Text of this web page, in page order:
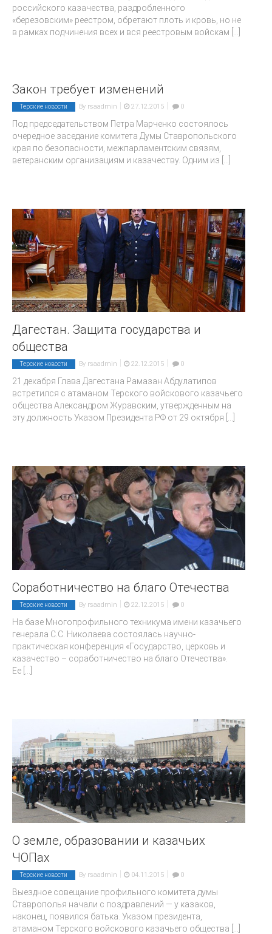
российского казачества, раздробленного
«березовским» реестром, обретают плоть и кровь, но не
в рамках подчинения всех и вся реестровым войскам
Закон требует изменений
Терские новости By rsaadmin | 27.12.2015 | 0
Под председательством Петра Марченко состоялось
очередное заседание комитета Думы Ставропольского
края по безопасности, межпарламентским связям,
ветеранским организациям и казачеству. Одним из
Дагестан. Защита государства и
общества
Терские новости By rsaadmin 22.12.2015 0
21 декабря Глава Дагестана Рамазан Абдулатипов
встретился с атаманом Терского войскового казачьего
общества Александром Журавским, утвержденным на
эту должность Указом Президента РФ от 29 октября [...]
Cоработничество на благо Отечества
Терские новости By rsaadmin 22.12.2015 0
На базе Многопрофильного техникума имени казачьего
генерала С.С. Николаева состоялась научно-
практическая конференция «Государство, церковь и
казачество – соработничество на благо Отечества».
Ее
О земле, образовании и казачьих
ЧОПах
Терские новости By rsaadmin 04.11.2015 0
Выездное совещание профильного комитета думы
Ставрополья начали с поздравлений — у казаков,
наконец, появился батька. Указом президента,
атаманом Терского войскового казачьего общества